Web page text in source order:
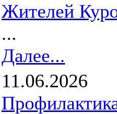
Жителей
...
Далее...
11.06.2026